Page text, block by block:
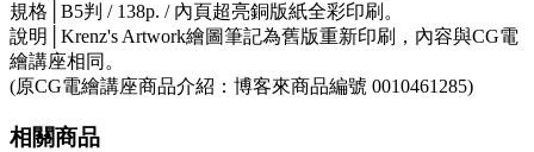
規格│B5判 / 138p. / 內頁超亮銅版紙全彩印刷。
說明│Krenz's Artwork繪圖筆記為舊版重新印刷，內容與CG電
繪講座相同。
(原CG電繪講座商品介紹：博客來商品編號 0010461285)
相關商品